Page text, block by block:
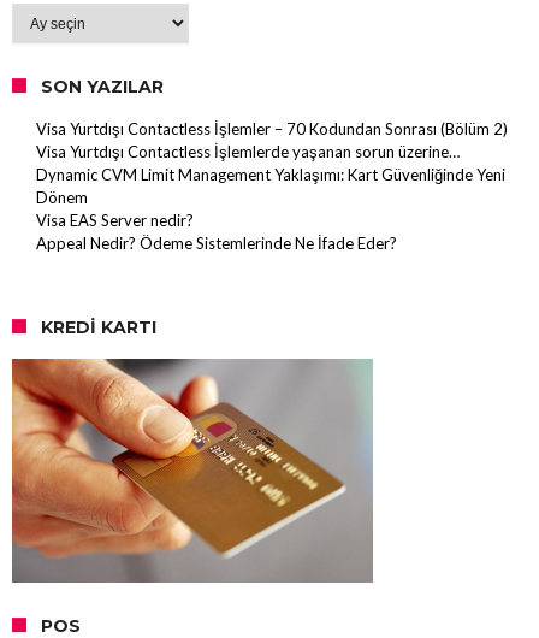
SON YAZILAR
Visa Yurtdışı Contactless İşlemler – 70 Kodundan Sonrası (Bölüm 2)
Visa Yurtdışı Contactless İşlemlerde yaşanan sorun üzerine…
Dynamic CVM Limit Management Yaklaşımı: Kart Güvenliğinde Yeni
Dönem
Visa EAS Server nedir?
Appeal Nedir? Ödeme Sistemlerinde Ne İfade Eder?
KREDI KARTI
POS